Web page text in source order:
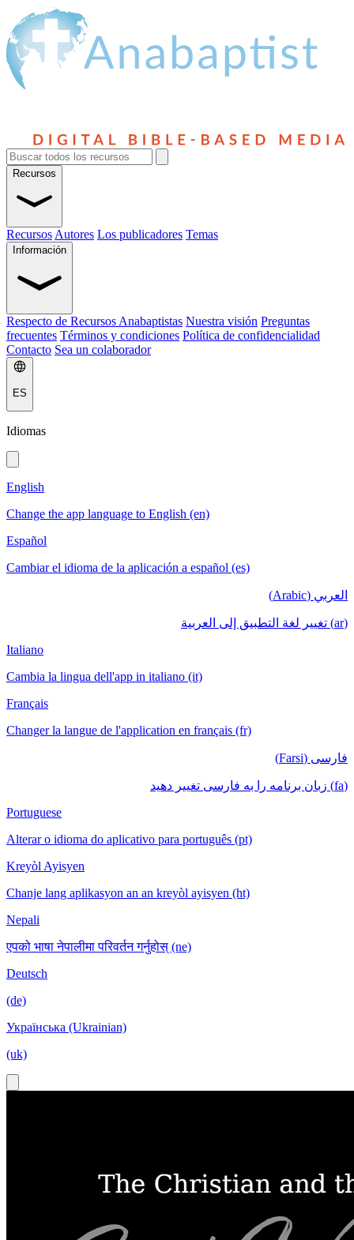
Recursos
Recursos Autores Los publicadores Temas
Información
Respecto de Recursos Anabaptistas Nuestra visión Preguntas
frecuentes Términos y condiciones Política de confidencialidad
Contacto Sea un colaborador
ES
Idiomas
English
Change the app language to English (en)
Español
Cambiar el idioma de la aplicación a español (es)
العربي (Arabic)
(ar) تغيير لغة التطبيق إلى العربية
Italiano
Cambia la lingua dell'app in italiano (it)
Français
Changer la langue de l'application en français (fr)
فارسی (Farsi)
(fa) زبان برنامه را به فارسی تغییر دهید
Portuguese
Alterar o idioma do aplicativo para português (pt)
Kreyòl Ayisyen
Chanje lang aplikasyon an an kreyòl ayisyen (ht)
Nepali
एपको भाषा नेपालीमा परिवर्तन गर्नुहोस् (ne)
Deutsch
(de)
Українська (Ukrainian)
(uk)